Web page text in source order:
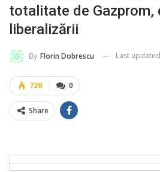
totalitate de Gazprom,
liberalizării
By Florin Dobrescu Last updated
0
728
Share